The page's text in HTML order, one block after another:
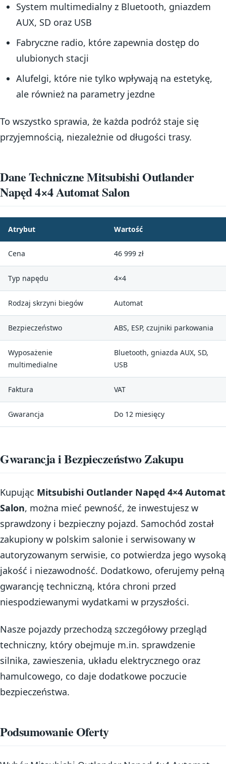
System multimedialny z Bluetooth, gniazdem
AUX, SD oraz USB
Fabryczne radio, które zapewnia dostęp do
ulubionych stacji
Alufelgi, które nie tylko wpływają na estetykę,
ale również na parametry jezdne
To wszystko sprawia, że każda podróż staje się
przyjemnością, niezależnie od długości trasy.
Dane Techniczne Mitsubishi Outlander
Napęd 4×4 Automat Salon
Atrybut Wartość
Cena 46 999 zł
Typ napędu 4×4
Rodzaj skrzyni biegów Automat
Bezpieczeństwo ABS, ESP, czujniki parkowania
Wyposażenie
multimedialne
Bluetooth, gniazda AUX, SD,
USB
Faktura VAT
Gwarancja Do 12 miesięcy
Gwarancja i Bezpieczeństwo Zakupu
Kupując Mitsubishi Outlander Napęd 4×4 Automat
Salon, można mieć pewność, że inwestujesz w
sprawdzony i bezpieczny pojazd. Samochód został
zakupiony w polskim salonie i serwisowany w
autoryzowanym serwisie, co potwierdza jego wysoką
jakość i niezawodność. Dodatkowo, oferujemy pełną
gwarancję techniczną, która chroni przed
niespodziewanymi wydatkami w przyszłości.
Nasze pojazdy przechodzą szczegółowy przegląd
techniczny, który obejmuje m.in. sprawdzenie
silnika, zawieszenia, układu elektrycznego oraz
hamulcowego, co daje dodatkowe poczucie
bezpieczeństwa.
Podsumowanie Oferty